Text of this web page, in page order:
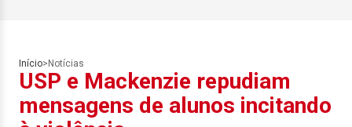
Início> Notícias
USP e Mackenzie repudiam
mensagens de alunos incitando